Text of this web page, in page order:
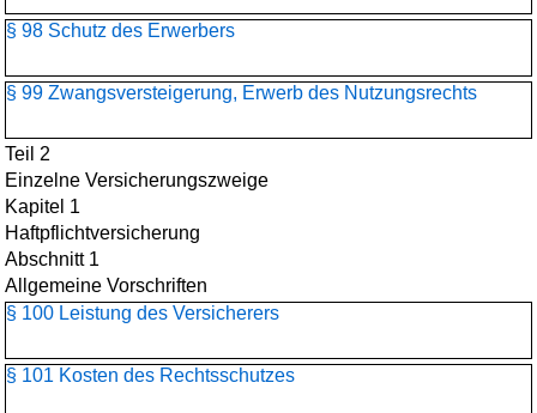
§ 98 Schutz des Erwerbers
§ 99 Zwangsversteigerung, Erwerb des Nutzungsrechts
Teil 2
Einzelne Versicherungszweige
Kapitel 1
Haftpflichtversicherung
Abschnitt 1
Allgemeine Vorschriften
§ 100 Leistung des Versicherers
§ 101 Kosten des Rechtsschutzes